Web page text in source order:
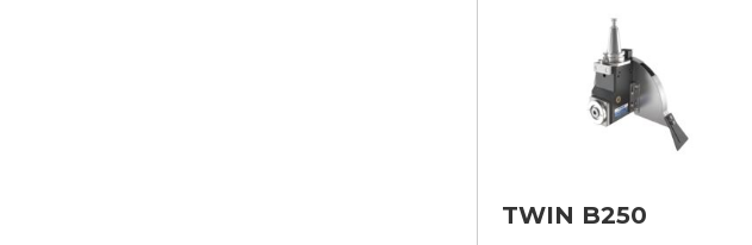
TWIN B250